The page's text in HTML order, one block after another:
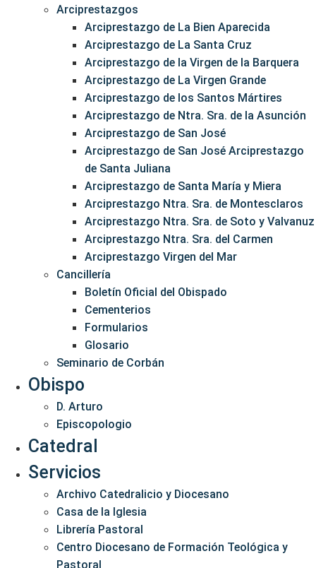
Arciprestazgos
Arciprestazgo de La Bien Aparecida
Arciprestazgo de La Santa Cruz
Arciprestazgo de la Virgen de la Barquera
Arciprestazgo de La Virgen Grande
Arciprestazgo de los Santos Mártires
Arciprestazgo de Ntra. Sra. de la Asunción
Arciprestazgo de San José
Arciprestazgo de San José Arciprestazgo
de Santa Juliana
Arciprestazgo de Santa María y Miera
Arciprestazgo Ntra. Sra. de Montesclaros
Arciprestazgo Ntra. Sra. de Soto y Valvanuz
Arciprestazgo Ntra. Sra. del Carmen
Arciprestazgo Virgen del Mar
Cancillería
Boletín Oficial del Obispado
Cementerios
Formularios
Glosario
Seminario de Corbán
Obispo
D. Arturo
Episcopologio
Catedral
Servicios
Archivo Catedralicio y Diocesano
Casa de la Iglesia
Librería Pastoral
Centro Diocesano de Formación Teológica y
Pastoral